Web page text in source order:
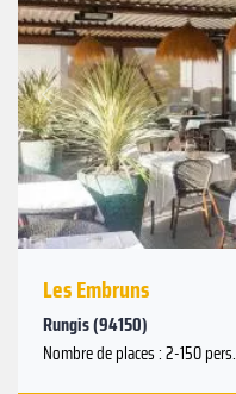
Précédent
Les Embruns
Rungis (94150)
Nombre de places : 2-150 pers.